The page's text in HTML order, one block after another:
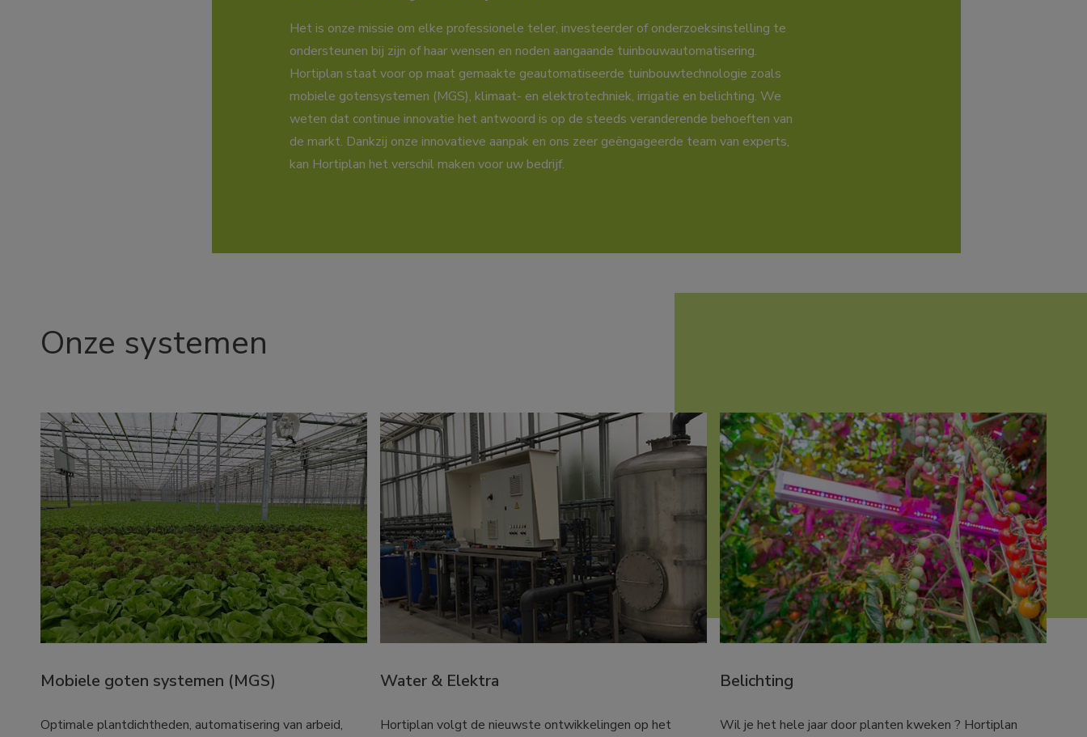
Het is onze missie om elke professionele teler, investeerder of onderzoeksinstelling te
ondersteunen bij zijn of haar wensen en noden aangaande tuinbouwautomatisering.
Hortiplan staat voor op maat gemaakte geautomatiseerde tuinbouwtechnologie zoals
mobiele gotensystemen (MGS), klimaat- en elektrotechniek, irrigatie en belichting. We
weten dat continue innovatie het antwoord is op de steeds veranderende behoeften van
de markt. Dankzij onze innovatieve aanpak en ons zeer geëngageerde team van experts,
kan Hortiplan het verschil maken voor uw bedrijf.
Onze systemen
Mobiele goten systemen (MGS)
Optimale plantdichtheden, automatisering van arbeid,
Water & Elektra
Hortiplan volgt de nieuwste ontwikkelingen op het
Belichting
Wil je het hele jaar door planten kweken ? Hortiplan